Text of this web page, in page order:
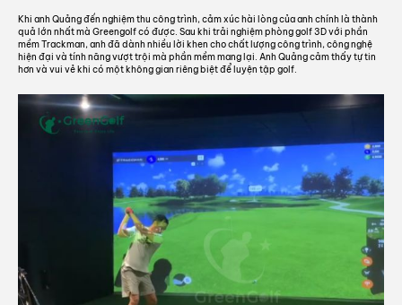
Khi anh Quảng đến nghiệm thu công trình, cảm xúc hài lòng của anh chính là thành
quả lớn nhất mà Greengolf có được. Sau khi trải nghiệm phòng golf 3D với phần
mềm Trackman, anh đã dành nhiều lời khen cho chất lượng công trình, công nghệ
hiện đại và tính năng vượt trội mà phần mềm mang lại. Anh Quảng cảm thấy tự tin
hơn và vui vẻ khi có một không gian riêng biệt để luyện tập golf.